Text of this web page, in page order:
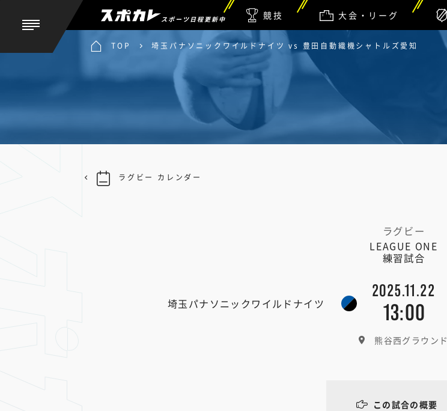
スポーツ日程更新中 競技 大会・リーグ
TOP 埼玉パナソニックワイルドナイツ vs 豊田自動織機シャトルズ愛知
ラグビー
LEAGUE ONE
練習試合
埼玉パナソニックワイルドナイツ
2025.11.22
13:00
熊谷西グラウンド
ラグビー カレンダー
この試合の概要